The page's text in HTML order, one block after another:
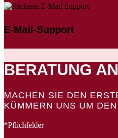
E-Mail-Support
BERATUNG
MACHEN SIE DEN
KÜMMERN UNS UM
*Pflichfelder